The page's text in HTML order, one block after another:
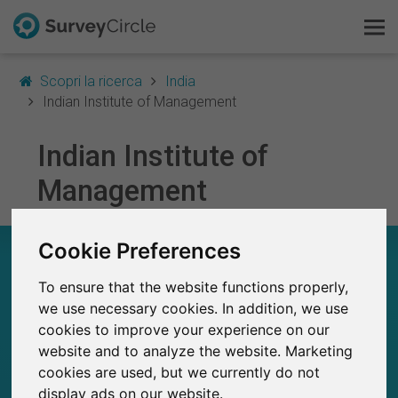
Cookie Preferences
To ensure that the website functions properly,
we use necessary cookies. In addition, we use
cookies to improve your experience on our
website and to analyze the website. Marketing
cookies are used, but we currently do not
display ads on our website.
Scopri la ricerca
India
Indian Institute of Management
Indian Institute of
Management
INDIAN INSTITUTE OF MANAGEMENT – A
127
Studi pubblicati in precedenza su
SurveyCircle
5
Studi attualmente pubblicati su SurveyCircle
Questo è SurveyCircle
Survey Ranking
Scopri la ricerca
FAQ
Registrati gratis
Accedi